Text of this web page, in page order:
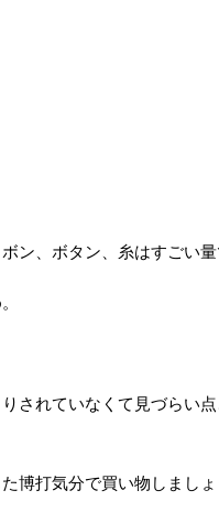
ン、ボタン、糸はすごい量
されていなくて見づらい
博打気分で買い物しましょ